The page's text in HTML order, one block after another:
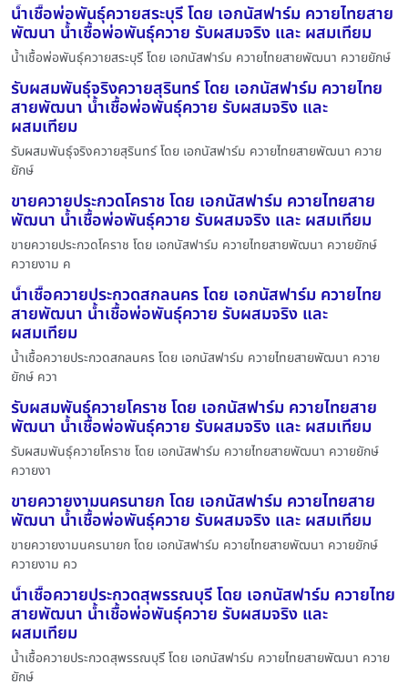
น้ำเชื้อพ่อพันธุ์ควายสระบุรี โดย เอกนัสฟาร์ม ควายไทยสาย
พัฒนา น้ำเชื้อพ่อพันธุ์ควาย รับผสมจริง และ ผสมเทียม
น้ำเชื้อพ่อพันธุ์ควายสระบุรี โดย เอกนัสฟาร์ม ควายไทยสายพัฒนา ควายยักษ์
รับผสมพันธุ์จริงควายสุรินทร์ โดย เอกนัสฟาร์ม ควายไทย
สายพัฒนา น้ำเชื้อพ่อพันธุ์ควาย รับผสมจริง และ
ผสมเทียม
รับผสมพันธุ์จริงควายสุรินทร์ โดย เอกนัสฟาร์ม ควายไทยสายพัฒนา ควาย
ยักษ์
ขายควายประกวดโคราช โดย เอกนัสฟาร์ม ควายไทยสาย
พัฒนา น้ำเชื้อพ่อพันธุ์ควาย รับผสมจริง และ ผสมเทียม
ขายควายประกวดโคราช โดย เอกนัสฟาร์ม ควายไทยสายพัฒนา ควายยักษ์
ควายงาม ค
น้ำเชื้อควายประกวดสกลนคร โดย เอกนัสฟาร์ม ควายไทย
สายพัฒนา น้ำเชื้อพ่อพันธุ์ควาย รับผสมจริง และ
ผสมเทียม
น้ำเชื้อควายประกวดสกลนคร โดย เอกนัสฟาร์ม ควายไทยสายพัฒนา ควาย
ยักษ์ ควา
รับผสมพันธุ์ควายโคราช โดย เอกนัสฟาร์ม ควายไทยสาย
พัฒนา น้ำเชื้อพ่อพันธุ์ควาย รับผสมจริง และ ผสมเทียม
รับผสมพันธุ์ควายโคราช โดย เอกนัสฟาร์ม ควายไทยสายพัฒนา ควายยักษ์
ควายงา
ขายควายงามนครนายก โดย เอกนัสฟาร์ม ควายไทยสาย
พัฒนา น้ำเชื้อพ่อพันธุ์ควาย รับผสมจริง และ ผสมเทียม
ขายควายงามนครนายก โดย เอกนัสฟาร์ม ควายไทยสายพัฒนา ควายยักษ์
ควายงาม คว
น้ำเชื้อควายประกวดสุพรรณบุรี โดย เอกนัสฟาร์ม ควายไทย
สายพัฒนา น้ำเชื้อพ่อพันธุ์ควาย รับผสมจริง และ
ผสมเทียม
น้ำเชื้อควายประกวดสุพรรณบุรี โดย เอกนัสฟาร์ม ควายไทยสายพัฒนา ควาย
ยักษ์